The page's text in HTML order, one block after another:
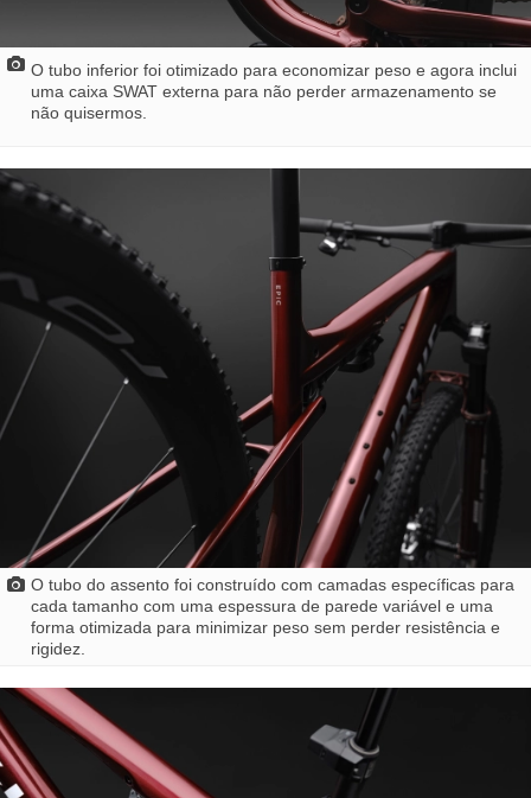
O tubo inferior foi otimizado para economizar peso e agora inclui
uma caixa SWAT externa para não perder armazenamento se
não quisermos.
O tubo do assento foi construído com camadas específicas para
cada tamanho com uma espessura de parede variável e uma
forma otimizada para minimizar peso sem perder resistência e
rigidez.